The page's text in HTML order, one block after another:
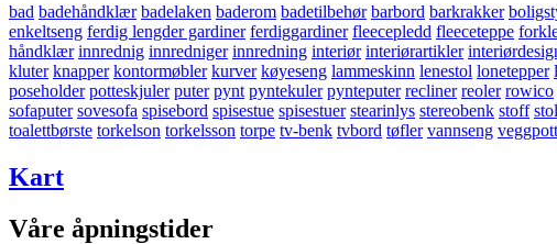
bad badehåndklær badelaken baderom badetilbehør barbord barkrakker
enkeltseng ferdig lengder gardiner ferdiggardiner fleecepledd fleeceteppe
håndklær innrednig innredniger innredning interiør interiørartikler
kluter knapper kontormøbler kurver køyeseng lammeskinn lenestol lonetepper
poseholder potteskjuler puter pynt pyntekuler pynteputer recliner reoler rowico
sofaputer sovesofa spisebord spisestue spisestuer stearinlys stereobenk stoff stol
toalettbørste torkelson torkelsson torpe tv-benk tvbord tøfler vannseng
Kart
Våre åpningstider